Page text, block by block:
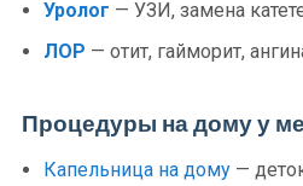
Уролог — УЗИ, замена
ЛОР — отит, гайморит,
Процедуры на дому у
Капельница на дому —